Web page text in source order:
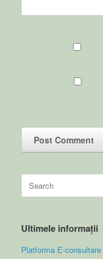
Search
for:
Ultimele informații
Platforma E-consultare